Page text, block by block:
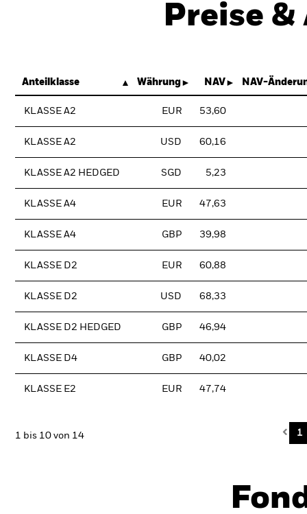
Preise
Anteilklasse Währung NAV NAV-
KLASSE A2 EUR 53,60
KLASSE A2 USD 60,16
KLASSE A2 HEDGED SGD 5,23
KLASSE A4 EUR 47,63
KLASSE A4 GBP 39,98
KLASSE D2 EUR 60,88
KLASSE D2 USD 68,33
KLASSE D2 HEDGED GBP 46,94
KLASSE D4 GBP 40,02
KLASSE E2 EUR 47,74
1 bis 10 von 14 1